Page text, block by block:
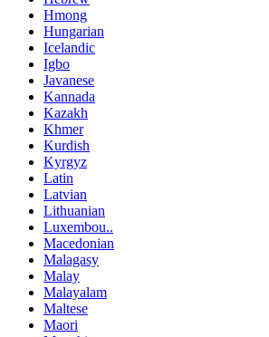
Hmong
Hungarian
Icelandic
Igbo
Javanese
Kannada
Kazakh
Khmer
Kurdish
Kyrgyz
Latin
Latvian
Lithuanian
Luxembou..
Macedonian
Malagasy
Malay
Malayalam
Maltese
Maori